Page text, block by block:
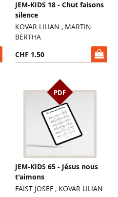
JEM-KIDS 18 - Chut faisons
silence
KOVAR LILIAN , MARTIN
BERTHA
CHF 1.50
PDF
JEM-KIDS 65 - Jésus nous
t'aimons
FAIST JOSEF , KOVAR LILIAN